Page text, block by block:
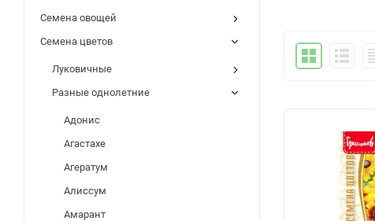
Семена овощей
Семена цветов
Луковичные
Разные однолетние
Адонис
Агастахе
Агератум
Алиссум
Амарант